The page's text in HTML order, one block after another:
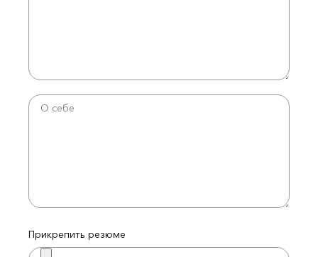
Прикрепить резюме